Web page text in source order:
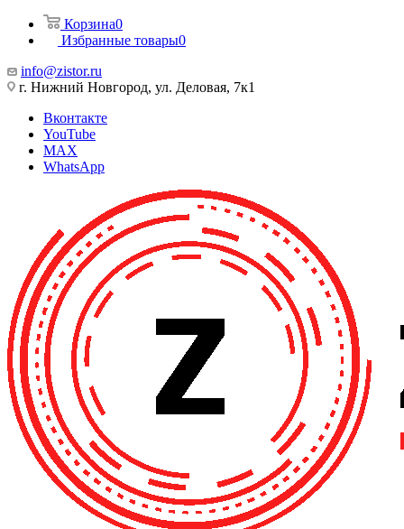
Корзина0
Избранные товары0
info@zistor.ru
г. Нижний Новгород, ул. Деловая, 7к1
Вконтакте
YouTube
MAX
WhatsApp